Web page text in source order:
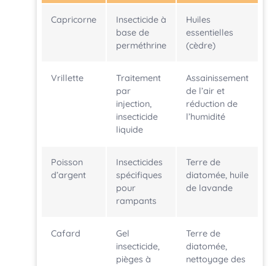
Capricorne
Insecticide à
base de
perméthrine
Huiles
essentielles
(cèdre)
Vrillette
Traitement
par
injection,
insecticide
liquide
Assainissement
de l’air et
réduction de
l’humidité
Poisson
d’argent
Insecticides
spécifiques
pour
rampants
Terre de
diatomée, huile
de lavande
Cafard
Gel
insecticide,
pièges à
Terre de
diatomée,
nettoyage des